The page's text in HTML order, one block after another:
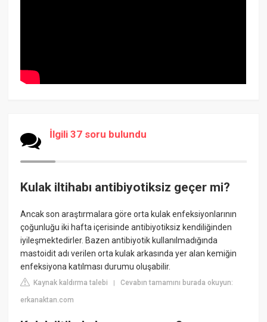
İlgili 37 soru bulundu
Kulak iltihabı antibiyotiksiz geçer mi?
Ancak son araştırmalara göre orta kulak enfeksiyonlarının
çoğunluğu iki hafta içerisinde antibiyotiksiz kendiliğinden
iyileşmektedirler. Bazen antibiyotik kullanılmadığında
mastoidit adı verilen orta kulak arkasında yer alan kemiğin
enfeksiyona katılması durumu oluşabilir.
Kaynak kaldırma talebi |Cevabın tamamını burada okuyun:
erkanaktan.com